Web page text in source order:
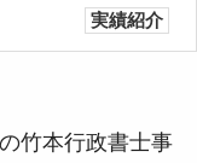
実績紹介
竹本行政書士事